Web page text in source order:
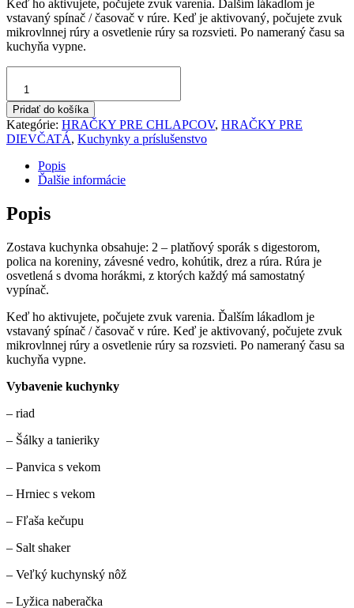
Keď ho aktivujete, počujete zvuk varenia. Ďalším lákadlom je
vstavaný spínač / časovač v rúre. Keď je aktivovaný, počujete zvuk
mikrovlnnej rúry a osvetlenie rúry sa rozsvieti. Po nameraný času sa
kuchyňa vypne.
Detská
kuchynka
so
zvukom
Pridať do košíka
Kategórie: HRAČKY PRE CHLAPCOV, HRAČKY PRE
DIEVČATÁ, Kuchynky a príslušenstvo
Popis
Ďalšie informácie
Popis
Zostava kuchynka obsahuje: 2 – platňový sporák s digestorom,
polica na koreniny, závesné vedro, kohútik, drez a rúra. Rúra je
osvetlená s dvoma horákmi, z ktorých každý má samostatný
vypínač.
Keď ho aktivujete, počujete zvuk varenia. Ďalším lákadlom je
vstavaný spínač / časovač v rúre. Keď je aktivovaný, počujete zvuk
mikrovlnnej rúry a osvetlenie rúry sa rozsvieti. Po nameraný času sa
kuchyňa vypne.
Vybavenie kuchynky
– riad
– Šálky a tanieriky
– Panvica s vekom
– Hrniec s vekom
– Fľaša kečupu
– Salt shaker
– Veľký kuchynský nôž
– Lyžica naberačka